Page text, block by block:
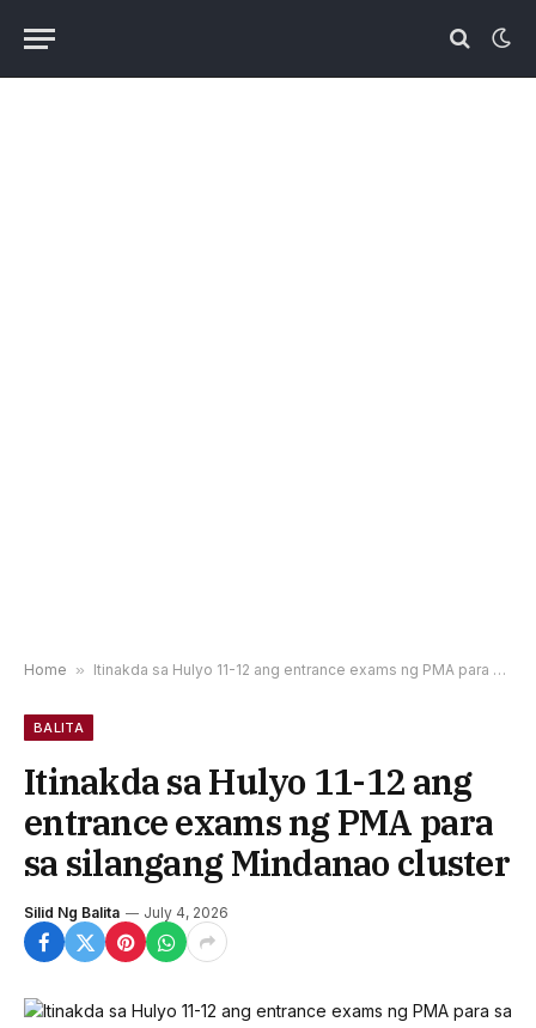
Home » Itinakda sa Hulyo 11-12 ang entrance exams ng PMA para sa silangang Mindanao cluster
BALITA
Itinakda sa Hulyo 11-12 ang
entrance exams ng PMA para
sa silangang Mindanao cluster
Silid Ng Balita July 4, 2026